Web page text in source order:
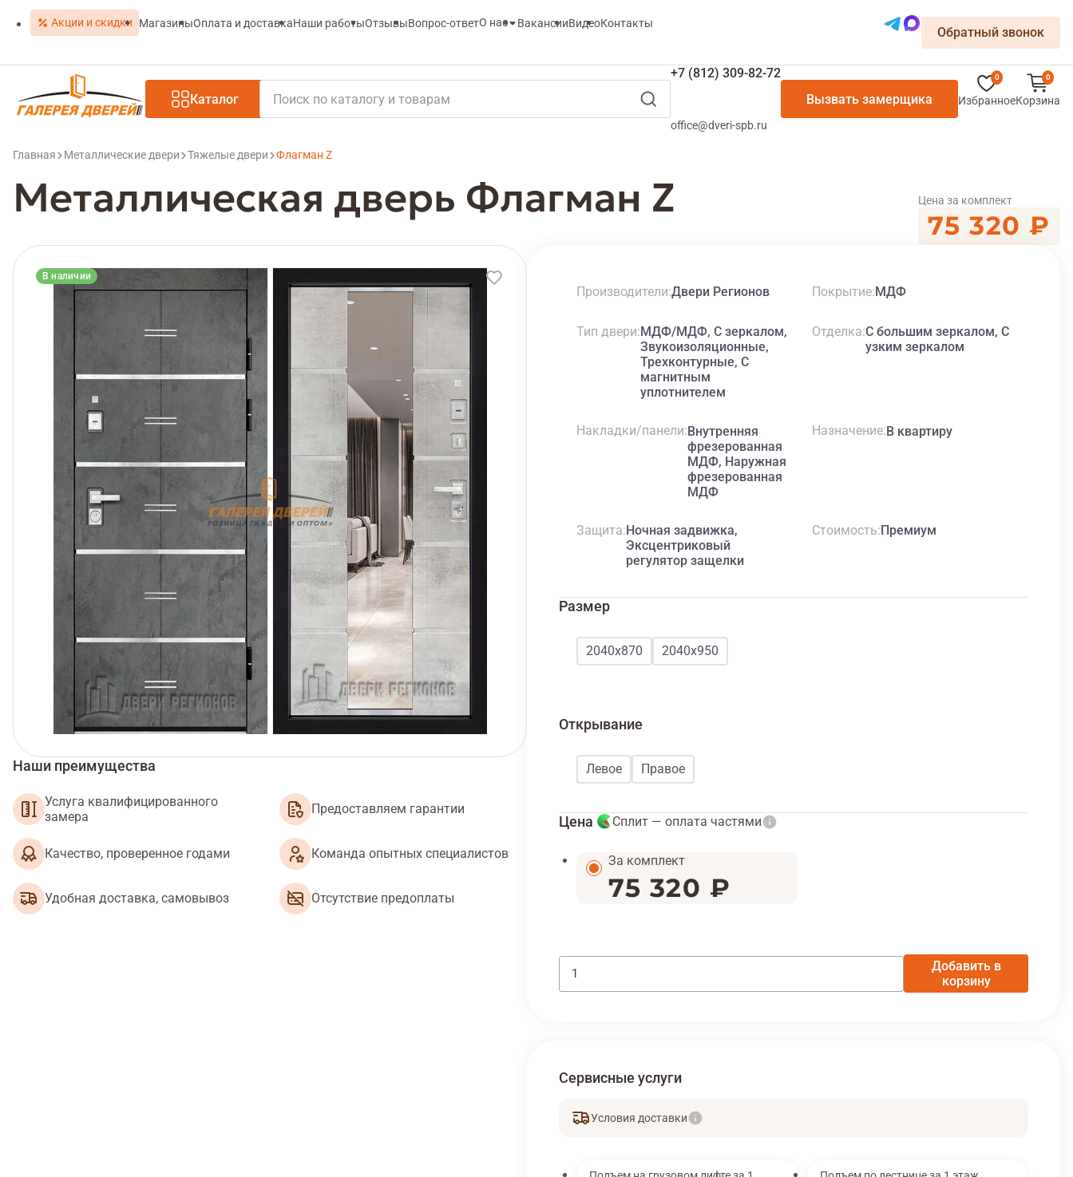
Акции и скидки МагазиныОплата и доставкаНаши работыОтзывыВопрос-ответО нас ВакансииВидеоКонтакты
Обратный звонок
Каталог
+7 (812) 309-82-72
office@dveri-spb.ru
Вызвать замерщика
0
Избранное
0
Корзина
Главная Металлические двери Тяжелые двери Флагман Z
Металлическая дверь Флагман Z Цена за комплект
75 320 ₽
В наличии
Наши преимущества
Услуга квалифицированного
замера
Предоставляем гарантии
Качество, проверенное годами Команда опытных специалистов
Удобная доставка, самовывоз Отсутствие предоплаты
Производители Двери Регионов Покрытие МДФ
Тип двери МДФ/МДФ, С зеркалом,
Звукоизоляционные,
Трехконтурные, С
магнитным
уплотнителем
Отделка С большим зеркалом, С
узким зеркалом
Накладки/панели Внутренняя
фрезерованная
МДФ, Наружная
фрезерованная
МДФ
Назначение В квартиру
Защита Ночная задвижка,
Эксцентриковый
регулятор защелки
Стоимость Премиум
Размер
2040x870 2040x950
Открывание
Левое Правое
Цена Сплит — оплата частями
За комплект
75 320 ₽
Добавить в
корзину
Сервисные услуги
Условия доставки